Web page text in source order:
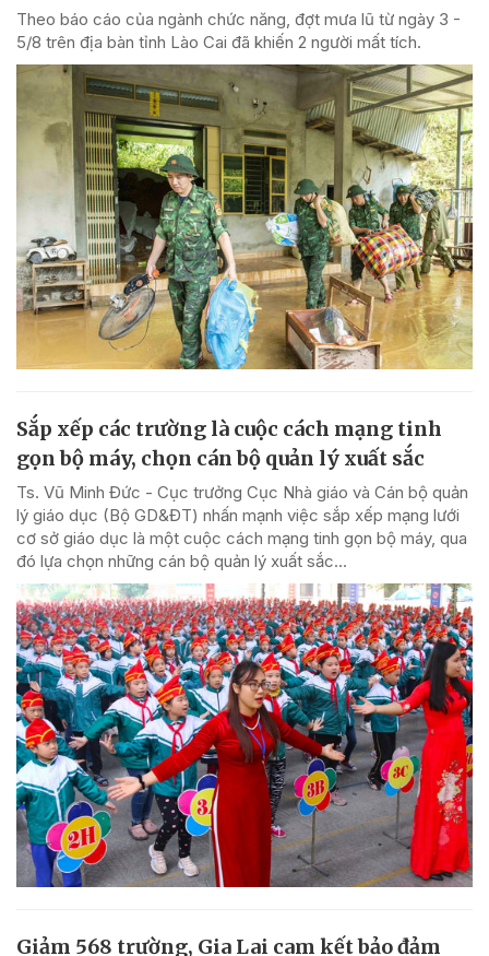
Theo báo cáo của ngành chức năng, đợt mưa lũ từ ngày 3 -
5/8 trên địa bàn tỉnh Lào Cai đã khiến 2 người mất tích.
Sắp xếp các trường là cuộc cách mạng tinh
gọn bộ máy, chọn cán bộ quản lý xuất sắc
Ts. Vũ Minh Đức - Cục trưởng Cục Nhà giáo và Cán bộ quản
lý giáo dục (Bộ GD&ĐT) nhấn mạnh việc sắp xếp mạng lưới
cơ sở giáo dục là một cuộc cách mạng tinh gọn bộ máy, qua
đó lựa chọn những cán bộ quản lý xuất sắc...
Giảm 568 trường, Gia Lai cam kết bảo đảm